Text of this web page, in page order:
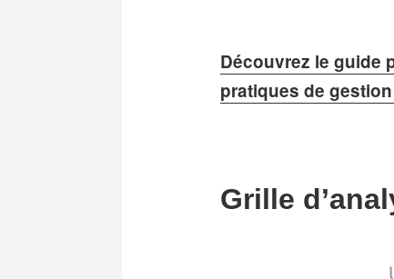
Découvrez le guide
pratiques de
Grille